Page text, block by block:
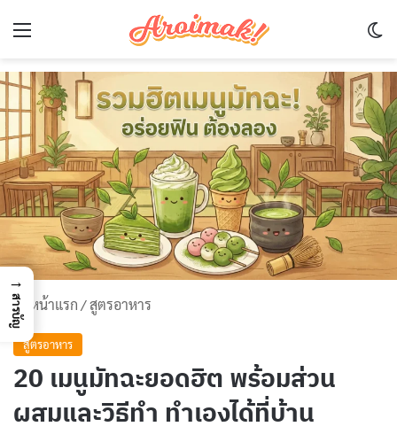
Menu
หน้าแรก/สูตรอาหาร
สูตรอาหาร
20 เมนูมัทฉะยอดฮิต พร้อมส่วน
ผสมและวิธีทำ ทำเองได้ที่บ้าน
→
สารบัญ